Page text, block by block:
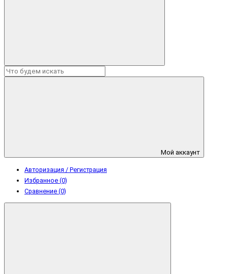
Мой аккаунт
Авторизация / Регистрация
Избранное (0)
Сравнение (0)